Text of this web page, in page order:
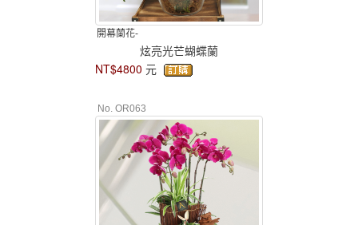
開幕蘭花-
炫亮光芒蝴蝶蘭
NT$4800 元
No. OR063